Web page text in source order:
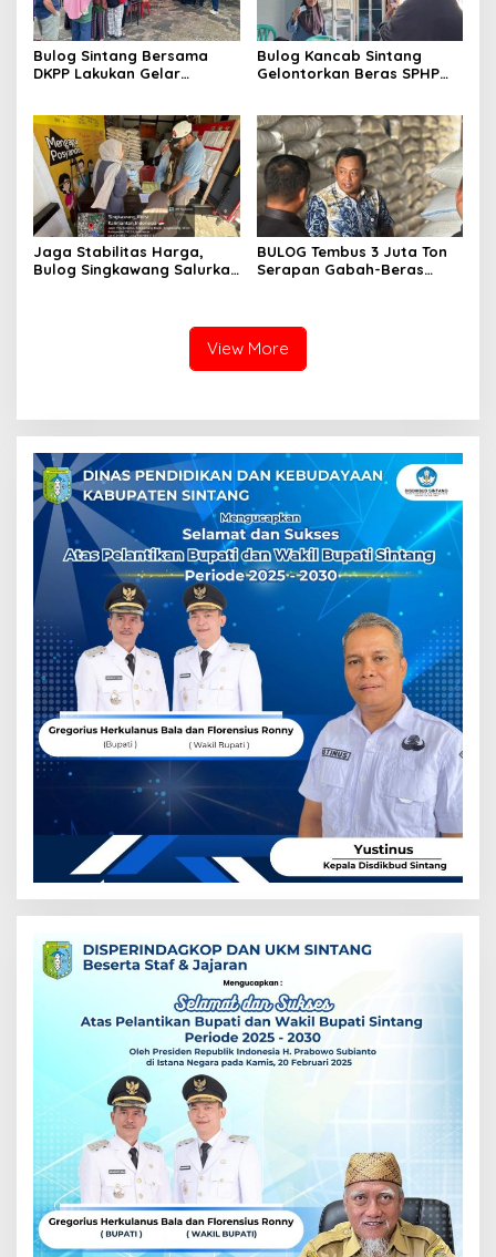
Bulog Sintang Bersama
DKPP Lakukan Gelar
Bulog Kancab Sintang
Gelontorkan Beras SPHP
Stabilitas Harga Beras
Jaga Stabilitas Harga,
Bulog Singkawang Salurkan
BULOG Tembus 3 Juta Ton
Serapan Gabah-Beras
View More